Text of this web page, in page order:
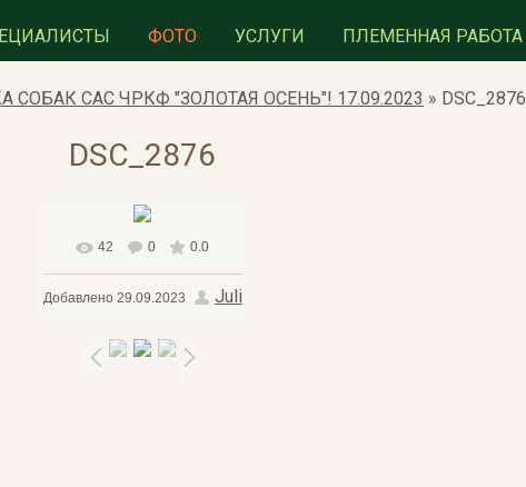
ФОТО УСЛУГИ ПЛЕМЕННАЯ РАБОТА
СОБАК САС ЧРКФ "ЗОЛОТАЯ ОСЕНЬ"! 17.09.2023 » DSC_2876
DSC_2876
В реальном размере
1600x1234/ 2202.9Kb
42 0 0.0
Добавлено 29.09.2023 Juli